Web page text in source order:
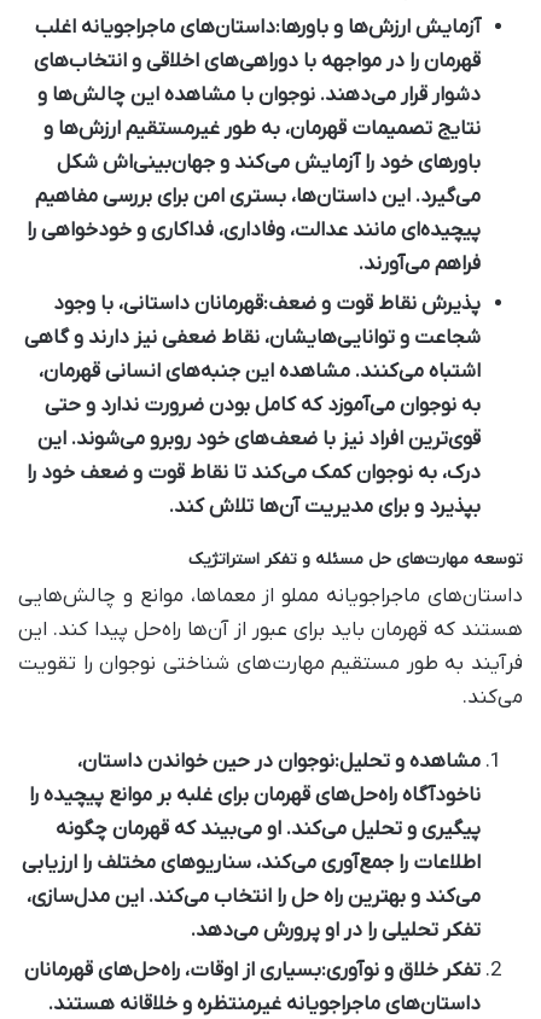
آزمایش ارزش‌ها و باورها:داستان‌های ماجراجویانه اغلب
قهرمان را در مواجهه با دوراهی‌های اخلاقی و انتخاب‌های
دشوار قرار می‌دهند. نوجوان با مشاهده این چالش‌ها و
نتایج تصمیمات قهرمان، به طور غیرمستقیم ارزش‌ها و
باورهای خود را آزمایش می‌کند و جهان‌بینی‌اش شکل
می‌گیرد. این داستان‌ها، بستری امن برای بررسی مفاهیم
پیچیده‌ای مانند عدالت، وفاداری، فداکاری و خودخواهی را
فراهم می‌آورند.
پذیرش نقاط قوت و ضعف:قهرمانان داستانی، با وجود
شجاعت و توانایی‌هایشان، نقاط ضعفی نیز دارند و گاهی
اشتباه می‌کنند. مشاهده این جنبه‌های انسانی قهرمان،
به نوجوان می‌آموزد که کامل بودن ضرورت ندارد و حتی
قوی‌ترین افراد نیز با ضعف‌های خود روبرو می‌شوند. این
درک، به نوجوان کمک می‌کند تا نقاط قوت و ضعف خود را
بپذیرد و برای مدیریت آن‌ها تلاش کند.
توسعه مهارت‌های حل مسئله و تفکر استراتژیک
داستان‌های ماجراجویانه مملو از معماها، موانع و چالش‌هایی
هستند که قهرمان باید برای عبور از آن‌ها راه‌حل پیدا کند. این
فرآیند به طور مستقیم مهارت‌های شناختی نوجوان را تقویت
می‌کند.
مشاهده و تحلیل:نوجوان در حین خواندن داستان،
ناخودآگاه راه‌حل‌های قهرمان برای غلبه بر موانع پیچیده را
پیگیری و تحلیل می‌کند. او می‌بیند که قهرمان چگونه
اطلاعات را جمع‌آوری می‌کند، سناریوهای مختلف را ارزیابی
می‌کند و بهترین راه حل را انتخاب می‌کند. این مدل‌سازی،
تفکر تحلیلی را در او پرورش می‌دهد.
تفکر خلاق و نوآوری:بسیاری از اوقات، راه‌حل‌های قهرمانان
داستان‌های ماجراجویانه غیرمنتظره و خلاقانه هستند.